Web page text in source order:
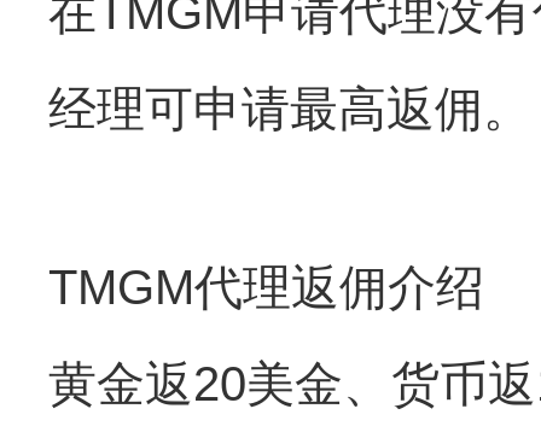
在TMGM申请代理没
经理可申请最高返佣。
TMGM代理返佣介绍
黄金返20美金、货币